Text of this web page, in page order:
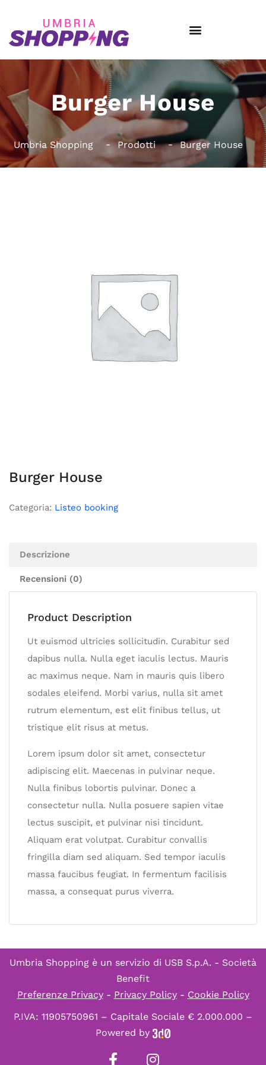
Burger House
Umbria Shopping Prodotti Burger House
Burger House
Categoria: Listeo booking
Descrizione
Recensioni (0)
Product Description
Ut euismod ultricies sollicitudin. Curabitur sed
dapibus nulla. Nulla eget iaculis lectus. Mauris
ac maximus neque. Nam in mauris quis libero
sodales eleifend. Morbi varius, nulla sit amet
rutrum elementum, est elit finibus tellus, ut
tristique elit risus at metus.
Lorem ipsum dolor sit amet, consectetur
adipiscing elit. Maecenas in pulvinar neque.
Nulla finibus lobortis pulvinar. Donec a
consectetur nulla. Nulla posuere sapien vitae
lectus suscipit, et pulvinar nisi tincidunt.
Aliquam erat volutpat. Curabitur convallis
fringilla diam sed aliquam. Sed tempor iaculis
massa faucibus feugiat. In fermentum facilisis
massa, a consequat purus viverra.
Umbria Shopping è un servizio di USB S.p.A. - Società
Benefit
Preferenze Privacy- Privacy Policy- Cookie Policy
P.IVA: 11905750961 – Capitale Sociale € 2.000.000 –
Powered by